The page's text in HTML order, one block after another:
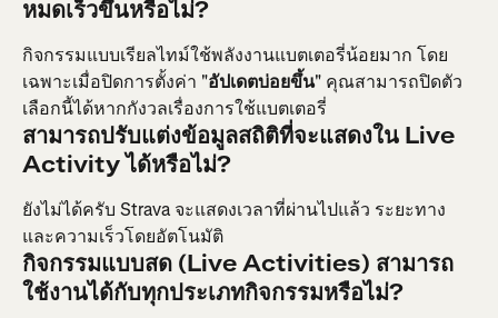
หมดเร็วขึ้นหรือไม่?
กิจกรรมแบบเรียลไทม์ใช้พลังงานแบตเตอรี่น้อยมาก โดย
เฉพาะเมื่อปิดการตั้งค่า "อัปเดตบ่อยขึ้น" คุณสามารถปิดตัว
เลือกนี้ได้หากกังวลเรื่องการใช้แบตเตอรี่
สามารถปรับแต่งข้อมูลสถิติที่จะแสดงใน Live
Activity ได้หรือไม่?
ยังไม่ได้ครับ Strava จะแสดงเวลาที่ผ่านไปแล้ว ระยะทาง
และความเร็วโดยอัตโนมัติ
กิจกรรมแบบสด (Live Activities) สามารถ
ใช้งานได้กับทุกประเภทกิจกรรมหรือไม่?